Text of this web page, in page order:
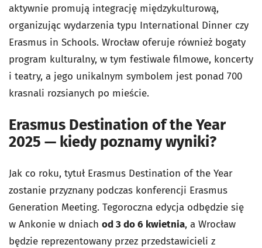
aktywnie promują integrację międzykulturową,
organizując wydarzenia typu International Dinner czy
Erasmus in Schools. Wrocław oferuje również bogaty
program kulturalny, w tym festiwale filmowe, koncerty
i teatry, a jego unikalnym symbolem jest ponad 700
krasnali rozsianych po mieście.
Erasmus Destination of the Year
2025 — kiedy poznamy wyniki?
Jak co roku, tytuł Erasmus Destination of the Year
zostanie przyznany podczas konferencji Erasmus
Generation Meeting. Tegoroczna edycja odbędzie się
w Ankonie w dniach od 3 do 6 kwietnia, a Wrocław
będzie reprezentowany przez przedstawicieli z